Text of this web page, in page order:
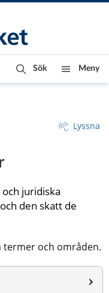
Sök Meny
Lyssna
juridiska
den skatt de
termer och områden.
webbplats.